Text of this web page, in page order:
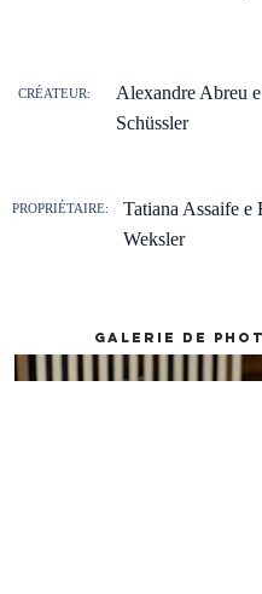
Alexandre Abreu
Schüssler
CRÉATEUR:
PROPRIÉTAIRE:
Tatiana Assaife e
Weksler
galerie de